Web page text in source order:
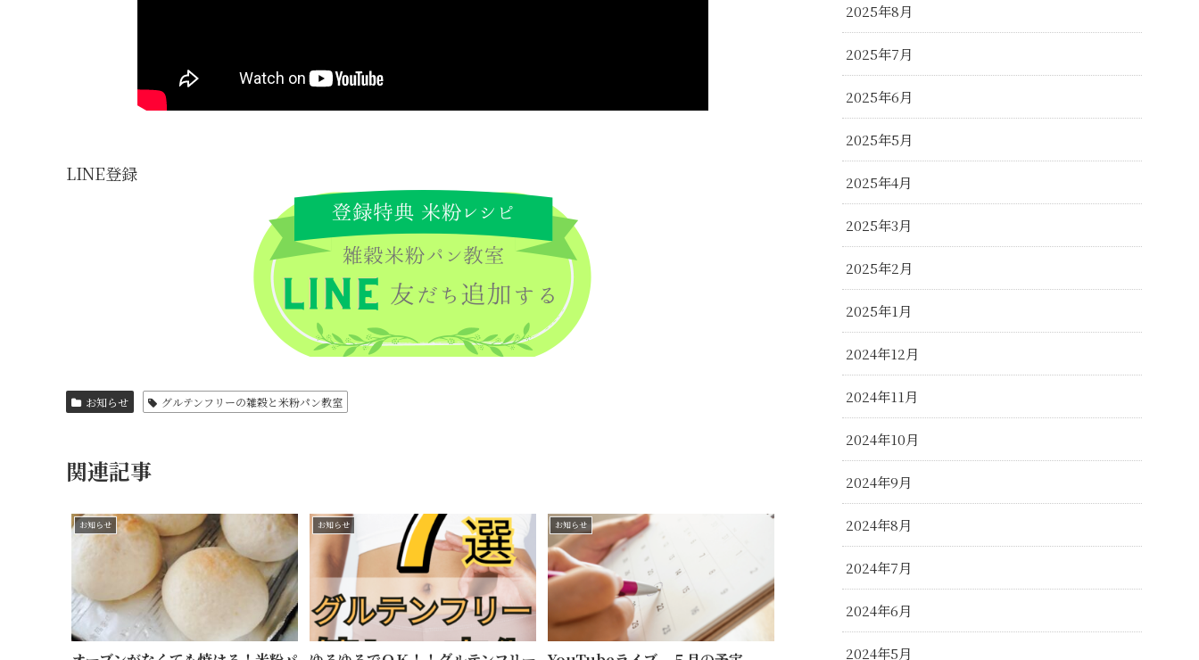
LINE登録
お知らせ グルテンフリーの雑穀と米粉パン教室
関連記事
お知らせ お知らせ お知らせ
2025年8月
2025年7月
2025年6月
2025年5月
2025年4月
2025年3月
2025年2月
2025年1月
2024年12月
2024年11月
2024年10月
2024年9月
2024年8月
2024年7月
2024年6月
2024年5月